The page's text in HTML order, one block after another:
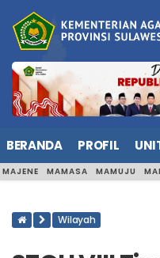
BERANDA PROFIL
MAJENE MAMASA MAMUJU
Wilayah